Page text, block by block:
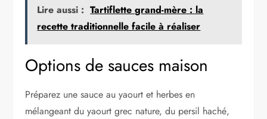
Lire aussi : Tartiflette grand-mère : la
recette traditionnelle facile à réaliser
Options de sauces maison
Préparez une sauce au yaourt et herbes en
mélangeant du yaourt grec nature, du persil haché,